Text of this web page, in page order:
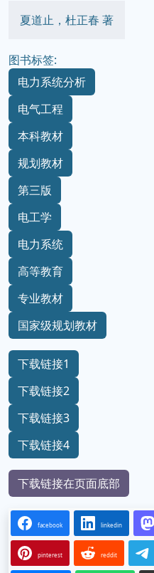
夏道止，杜正春 著
图书标签:
电力系统分析
电气工程
本科教材
规划教材
第三版
电工学
电力系统
高等教育
专业教材
国家级规划教材
下载链接1
下载链接2
下载链接3
下载链接4
下载链接在页面底部
facebook linkedin
pinterest reddit